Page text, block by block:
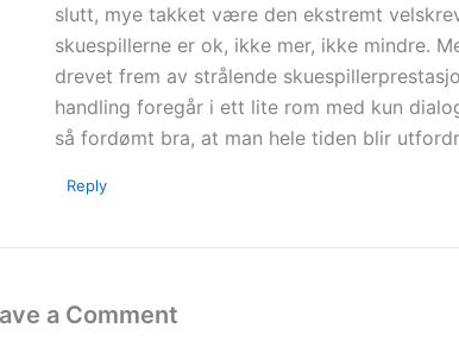
slutt, mye takket være den ekstremt
skuespillerne er ok, ikke mer, ikke mindre.
drevet frem av strålende
handling foregår i ett lite rom med kun
så fordømt bra, at man hele tiden blir
Reply
a Comment